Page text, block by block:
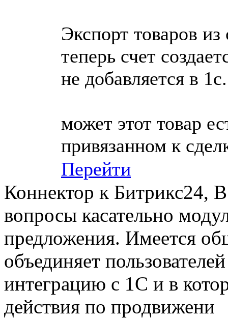
Экспорт товаров
теперь счет
не добавляется в
может этот товар
привязанном к
Перейти
Коннектор к Битрикс24,
вопросы касательно
предложения. Имеется
объединяет
интеграцию с 1С и в
действия по продвижени